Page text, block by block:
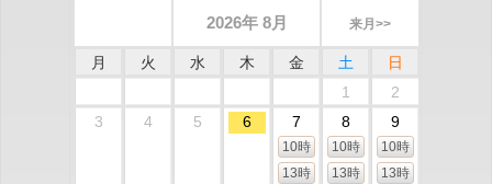
2026年 8月 来月>>
月 火 水 木 金 土
日
1
2
3
4 5 6 7
10時
13時
8
10時
13時
9
10時
13時